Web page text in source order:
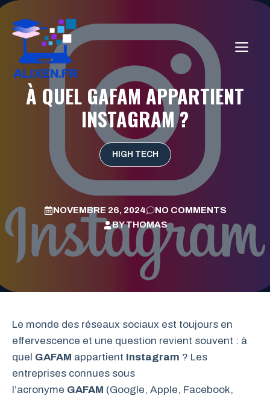
Aller
contenu
À QUEL GAFAM APPARTIENT
INSTAGRAM ?
HIGH TECH
NOVEMBRE 26, 2024
NO COMMENTS
BYTHOMAS
Le monde des réseaux sociaux est toujours en
effervescence et une question revient souvent : à
quel GAFAM appartient Instagram ? Les
entreprises connues sous
l’acronyme GAFAM (Google, Apple, Facebook,